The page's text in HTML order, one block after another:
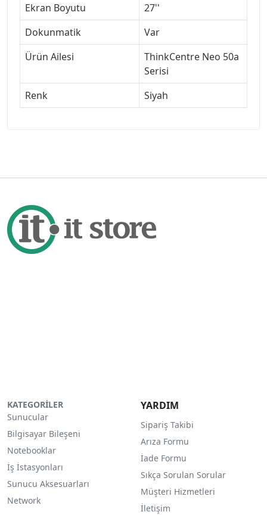
Ekran Boyutu
27''
Dokunmatik
Var
Ürün Ailesi
ThinkCentre Neo 50a
Serisi
Renk
Siyah
KATEGORİLER
Sunucular
Bilgisayar Bileşeni
Notebooklar
İş İstasyonları
Sunucu Aksesuarları
Network
YARDIM
Sipariş Takibi
Arıza Formu
İade Formu
Sıkça Sorulan Sorular
Müşteri Hizmetleri
İletişim